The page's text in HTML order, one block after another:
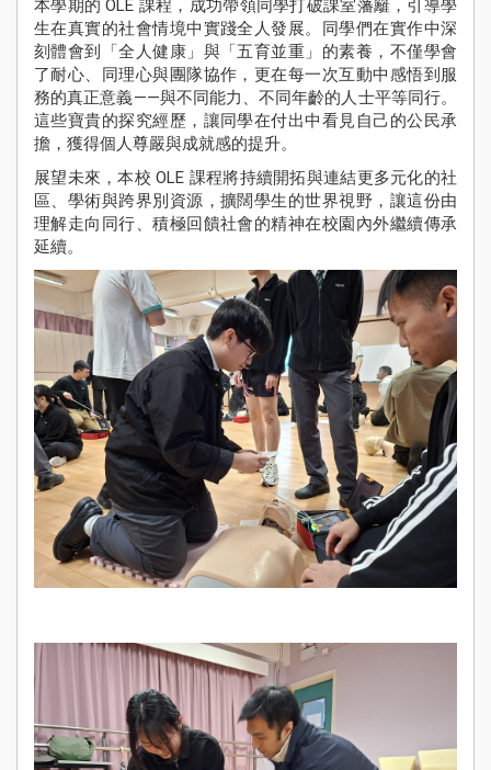
本學期的 OLE 課程，成功帶領同學打破課室藩籬，引導學
生在真實的社會情境中實踐全人發展。同學們在實作中深
刻體會到「全人健康」與「五育並重」的素養，不僅學會
了耐心、同理心與團隊協作，更在每一次互動中感悟到服
務的真正意義——與不同能力、不同年齡的人士平等同行。
這些寶貴的探究經歷，讓同學在付出中看見自己的公民承
擔，獲得個人尊嚴與成就感的提升。
展望未來，本校 OLE 課程將持續開拓與連結更多元化的社
區、學術與跨界別資源，擴闊學生的世界視野，讓這份由
理解走向同行、積極回饋社會的精神在校園內外繼續傳承
延續。